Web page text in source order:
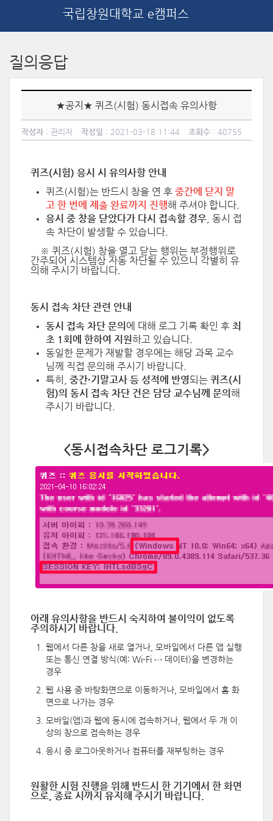
국립창원대학교 e캠퍼스
질의응답
★공지★ 퀴즈(시험) 동시접속 유의사항
작성자 : 관리자 작성일 : 2021-03-18 11:44 조회수 : 40755
퀴즈(시험) 응시 시 유의사항 안내
퀴즈(시험)는 반드시 창을 연 후 중간에 닫지 말
고 한 번에 제출 완료까지 진행해 주셔야 합니다.
응시 중 창을 닫았다가 다시 접속할 경우 동시 접
속 차단이 발생할 수 있습니다.
※ 퀴즈(시험) 창을 열고 닫는 행위는 부정행위로
간주되어 시스템상 자동 차단될 수 있으니 각별히 유
의해 주시기 바랍니다.
동시 접속 차단 관련 안내
동시 접속 차단 문의 에 대해 로그 기록 확인 후 최
초 1회에 한하여 지원하고 있습니다.
동일한 문제가 재발할 경우에는 해당 과목 교수
님께 직접 문의해 주시기 바랍니다.
특히, 중간·기말고사 등 성적에 반영되는 퀴즈(시
험)의 동시 접속 차단 건은 담당 교수님께 문의 해
주시기 바랍니다.
<동시접속차단 로그기록>
아래 유의사항을 반드시 숙지하여 불이익이 없도록
주의 하시기 바랍니다.
웹에서 다른 창을 새로 열거나, 모바일에서 다른 앱 실행
또는 통신 연결 방식(예: Wi-Fi ↔ 데이터)을 변경하는
경우
웹 사용 중 바탕화면으로 이동하거나, 모바일에서 홈 화
면으로 나가는 경우
모바일(앱)과 웹에 동시에 접속하거나, 웹에서 두 개 이
상의 창으로 접속하는 경우
응시 중 로그아웃하거나 컴퓨터를 재부팅하는 경우
원활한 시험 진행을 위해 반드시 한 기기에서 한 화면
으로, 종료 시까지 유지해 주시기 바랍니다.